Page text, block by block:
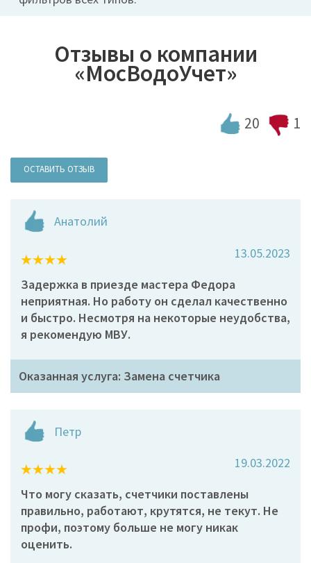
Отзывы о компании
«МосВодоУчет»
20 1
ОСТАВИТЬ ОТЗЫВ
Анатолий
13.05.2023
Задержка в приезде мастера Федора
неприятная. Но работу он сделал качественно
и быстро. Несмотря на некоторые неудобства,
я рекомендую МВУ.
Оказанная услуга: Замена счетчика
Петр
19.03.2022
Что могу сказать, счетчики поставлены
правильно, работают, крутятся, не текут. Не
профи, поэтому больше не могу никак
оценить.